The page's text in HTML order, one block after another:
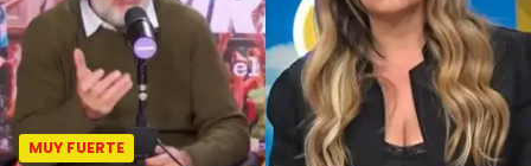
MUY FUERTE